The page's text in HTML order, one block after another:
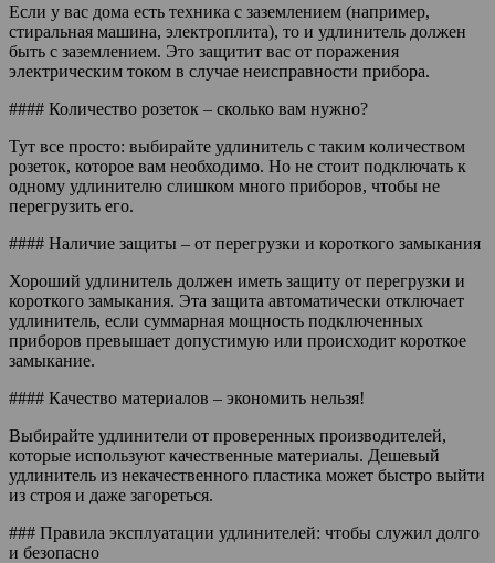
Если у вас дома есть техника с заземлением (например,
стиральная машина, электроплита), то и удлинитель должен
быть с заземлением. Это защитит вас от поражения
электрическим током в случае неисправности прибора.
#### Количество розеток – сколько вам нужно?
Тут все просто: выбирайте удлинитель с таким количеством
розеток, которое вам необходимо. Но не стоит подключать к
одному удлинителю слишком много приборов, чтобы не
перегрузить его.
#### Наличие защиты – от перегрузки и короткого замыкания
Хороший удлинитель должен иметь защиту от перегрузки и
короткого замыкания. Эта защита автоматически отключает
удлинитель, если суммарная мощность подключенных
приборов превышает допустимую или происходит короткое
замыкание.
#### Качество материалов – экономить нельзя!
Выбирайте удлинители от проверенных производителей,
которые используют качественные материалы. Дешевый
удлинитель из некачественного пластика может быстро выйти
из строя и даже загореться.
### Правила эксплуатации удлинителей: чтобы служил долго
и безопасно